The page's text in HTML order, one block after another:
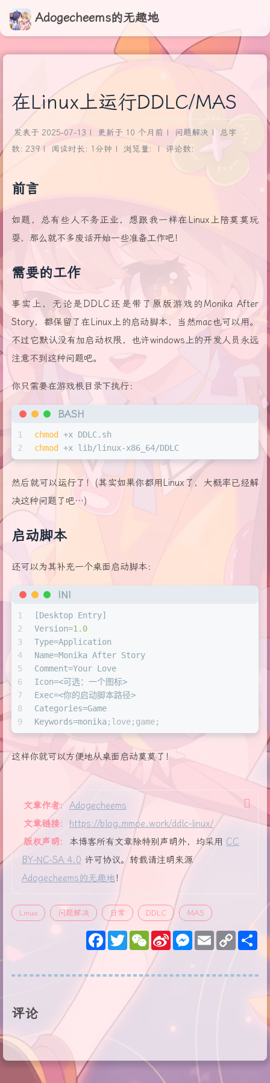
Adogecheems的无趣地
在Linux上运行DDLC/MAS
发表于 2025-07-13 | 更新于 10 个月前 | 问题解决 |
总字
数: 239 | 阅读时长: 1分钟 | 浏览量: | 评论数:
前言
如题，总有些人不务正业，想跟我一样在Linux上陪莫莫玩
耍，那么就不多废话开始一些准备工作吧！
需要的工作
事实上，无论是DDLC还是带了原版游戏的Monika After
Story，都保留了在Linux上的启动脚本，当然mac也可以用。
不过它默认没有加启动权限，也许windows上的开发人员永远
注意不到这种问题吧。
你只需要在游戏根目录下执行：
BASH
1
2
chmod
+x DDLC.sh
chmod
+x lib/linux-x86_64/DDLC
然后就可以运行了！(其实如果你都用Linux了，大概率已经解
决这种问题了吧…)
启动脚本
还可以为其补充一个桌面启动脚本：
INI
1
2
3
4
5
6
7
8
9
[Desktop Entry]
Version=1.0
Type=Application
Name=Monika After Story
Comment=Your Love
Icon=<可选：一个图标>
Exec=<你的启动脚本路径>
Categories=Game
Keywords=monika;love;game;
这样你就可以方便地从桌面启动莫莫了！
文章作者: Adogecheems
文章链接:
https://blog.mmoe.work/ddlc-linux/
版权声明:
本博客所有文章除特别声明外，均采用 CC
BY-NC-SA 4.0 许可协议。转载请注明来源
Adogecheems的无趣地！
Linux 问题解决 日常 DDLC MAS
F
b
T
w
t
W
e
C
h
a
S
W
M
e
E
m
l
C
L
e
评论